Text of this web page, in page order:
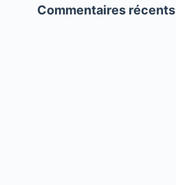
Commentaires récents